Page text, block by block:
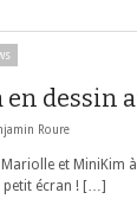
en dessin
Roure
et MiniKim
petit écran ! […]